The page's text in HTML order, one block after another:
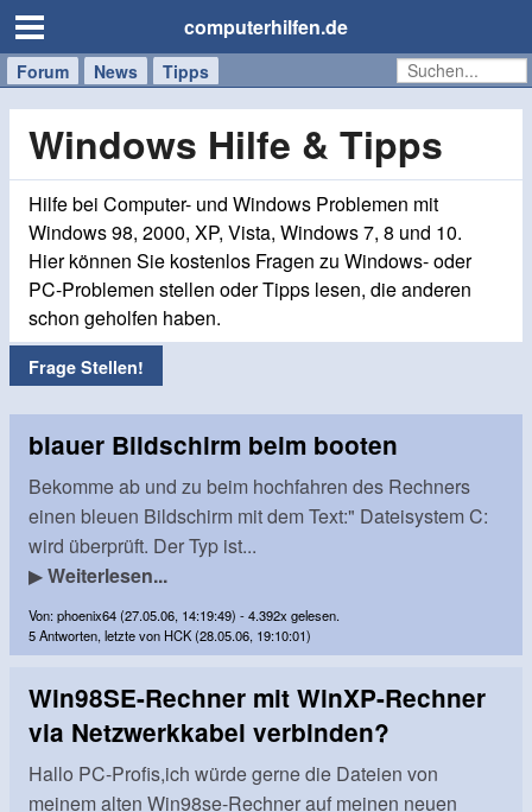
computerhilfen.de
Forum News Tipps
Handy
Windows
Mac
Windows Hilfe & Tipps
Hilfe bei Computer- und Windows Problemen mit
Windows 98, 2000, XP, Vista, Windows 7, 8 und 10.
Hier können Sie kostenlos Fragen zu Windows- oder
PC-Problemen stellen oder Tipps lesen, die anderen
schon geholfen haben.
Frage Stellen!
blauer Bildschirm beim booten
Bekomme ab und zu beim hochfahren des Rechners
einen bleuen Bildschirm mit dem Text:" Dateisystem C:
wird überprüft. Der Typ ist...
▶Weiterlesen...
Von: phoenix64 (27.05.06, 14:19:49) - 4.392x gelesen.
5 Antworten, letzte von HCK (28.05.06, 19:10:01)
Win98SE-Rechner mit WinXP-Rechner
via Netzwerkkabel verbinden?
Hallo PC-Profis,ich würde gerne die Dateien von
meinem alten Win98se-Rechner auf meinen neuen